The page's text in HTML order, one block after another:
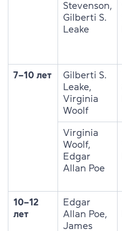
Stevenson,
Gilberti S.
Leake
7–10 лет
Gilberti S.
Leake,
Virginia
Woolf
Virginia
Woolf,
Edgar
Allan Poe
10–12
лет
Edgar
Allan Poe,
James